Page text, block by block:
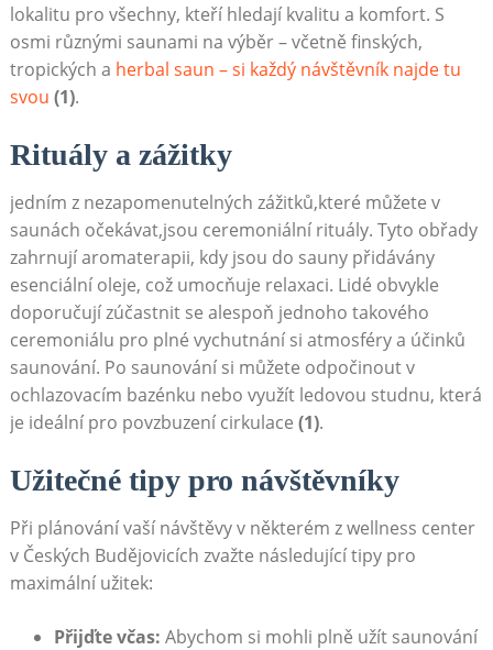
lokalitu pro všechny, kteří hledají kvalitu‌ a komfort. S
osmi různými saunami na výběr – včetně finských,
tropických a herbal‌ saun – ⁢si každý návštěvník najde tu
svou (1).
Rituály a zážitky
jedním z nezapomenutelných zážitků,které můžete v
saunách očekávat,jsou ceremoniální rituály. Tyto⁣ obřady
zahrnují aromaterapii, kdy jsou do sauny přidávány⁢
esenciální oleje, což umocňuje relaxaci. Lidé obvykle
doporučují zúčastnit se alespoň jednoho takového
ceremoniálu pro plné vychutnání⁣ si atmosféry a účinků
saunování. ‍Po saunování si můžete odpočinout v
ochlazovacím bazénku⁢ nebo využít‍ ledovou studnu, která
je ideální pro povzbuzení⁤ cirkulace (1).
Užitečné tipy pro návštěvníky
Při plánování vaší návštěvy v některém z wellness center
v Českých Budějovicích zvažte následující tipy pro
maximální užitek:
Přijďte včas: Abychom si mohli plně užít saunování